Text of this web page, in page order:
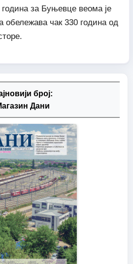
за Буњевце веома је
обележава чак 330 година од
број:
Дани